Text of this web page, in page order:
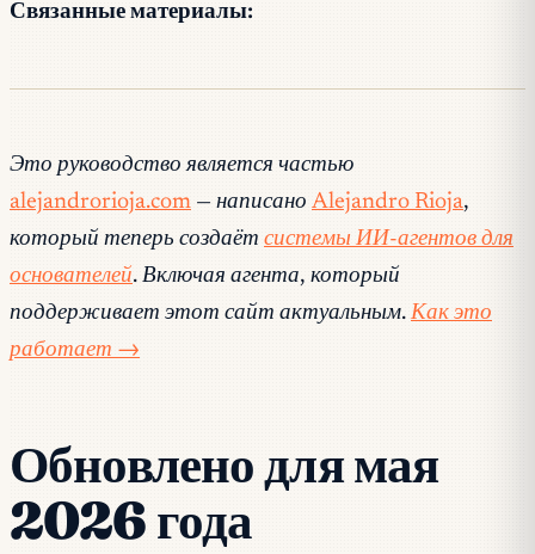
Связанные материалы:
Это руководство является частью
alejandrorioja.com — написано Alejandro Rioja,
который теперь создаёт системы ИИ-агентов для
основателей. Включая агента, который
поддерживает этот сайт актуальным. Как это
работает →
Обновлено для мая
2026 года